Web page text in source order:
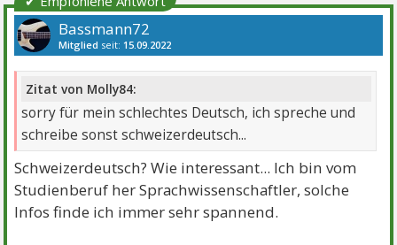
Bassmann72
Mitglied seit: 15.09.2022
Zitat von Molly84:
sorry für mein schlechtes Deutsch, ich spreche und
schreibe sonst schweizerdeutsch...
Schweizerdeutsch? Wie interessant... Ich bin vom
Studienberuf her Sprachwissenschaftler, solche
Infos finde ich immer sehr spannend.